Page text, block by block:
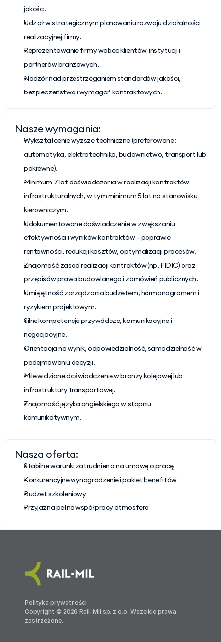
jakości.
Udział w strategicznym planowaniu rozwoju działalności
realizacyjnej firmy.
Reprezentowanie firmy wobec klientów, instytucji i
partnerów branżowych.
Nadzór nad przestrzeganiem standardów jakości,
bezpieczeństwa i wymagań kontraktowych.
Nasze wymagania:
Wykształcenie wyższe techniczne (preferowane:
automatyka, elektrotechnika, budownictwo, transport lub
pokrewne).
Minimum 7 lat doświadczenia w realizacji kontraktów
infrastrukturalnych, w tym minimum 5 lat na stanowisku
kierowniczym.
Udokumentowane doświadczenie w zwiększaniu
efektywności i wyników kontraktów – poprawie
rentowności, redukcji kosztów, optymalizacji procesów.
Znajomość zasad realizacji kontraktów (np. FIDIC) oraz
przepisów prawa budowlanego i zamówień publicznych.
Umiejętność zarządzania budżetem, harmonogramem i
ryzykiem projektowym.
Silne kompetencje przywódcze, komunikacyjne i
negocjacyjne.
Orientacja na wynik, odpowiedzialność, samodzielność w
podejmowaniu decyzji.
Mile widziane doświadczenie w branży kolejowej lub
infrastruktury transportowej.
Znajomość języka angielskiego w stopniu
komunikatywnym.
Nasza oferta:
Stabilne warunki zatrudnienia na umowę o pracę
Konkurencyjne wynagrodzenie i pakiet benefitów
Budżet szkoleniowy
Przyjazna pełna współpracy atmosfera
Polityka prywatności
Copyright © 2026 Rail-Mil sp. z o.o. Wszelkie prawa
zastrzeżone.